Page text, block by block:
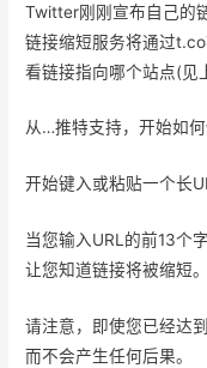
Twitter刚刚宣布自己的
链接缩短服务将通过
看链接指向哪个站点(见
从…推特支持，开始如何
开始键入或粘贴一个长
当您输入URL的前13个
让您知道链接将被缩短
请注意，即使您已经达
而不会产生任何后果。